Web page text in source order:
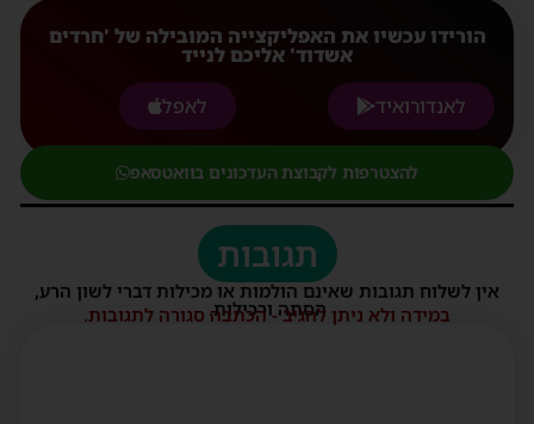
הורידו עכשיו את האפליקצייה המובילה של 'חרדים
אשדוד' אליכם לנייד
לאנדורואיד
לאפל
להצטרפות לקבוצת העדכונים בוואטסאפ
תגובות
אין לשלוח תגובות שאינם הולמות או מכילות דברי לשון הרע,
הסתה ורכילות.
במידה ולא ניתן להגיב - הכתבה סגורה לתגובות.